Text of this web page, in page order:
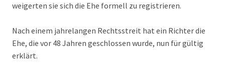
weigerten sie sich die Ehe formell zu registrieren.
Nach einem jahrelangen Rechtsstreit hat ein Richter die
Ehe, die vor 48 Jahren geschlossen wurde, nun für gültig
erklärt.